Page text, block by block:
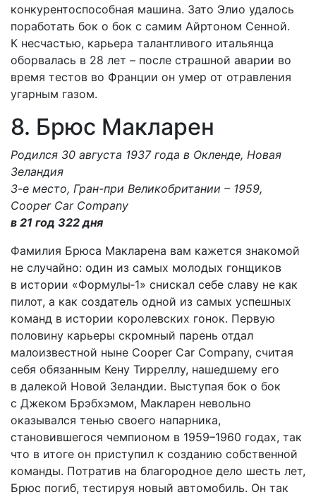
конкурентоспособная машина. Зато Элио удалось
поработать бок о бок с самим Айртоном Сенной.
К несчастью, карьера талантливого итальянца
оборвалась в 28 лет – после страшной аварии во
время тестов во Франции он умер от отравления
угарным газом.
8. Брюс Макларен
Родился 30 августа 1937 года в Окленде, Новая
Зеландия
3-е место, Гран-при Великобритании – 1959,
Cooper Car Company
в 21 год 322 дня
Фамилия Брюса Макларена вам кажется знакомой
не случайно: один из самых молодых гонщиков
в истории «Формулы‑1» снискал себе славу не как
пилот, а как создатель одной из самых успешных
команд в истории королевских гонок. Первую
половину карьеры скромный парень отдал
малоизвестной ныне Cooper Car Company, считая
себя обязанным Кену Тирреллу, нашедшему его
в далекой Новой Зеландии. Выступая бок о бок
с Джеком Брэбхэмом, Макларен невольно
оказывался тенью своего напарника,
становившегося чемпионом в 1959–1960 годах, так
что в итоге он приступил к созданию собственной
команды. Потратив на благородное дело шесть лет,
Брюс погиб, тестируя новый автомобиль. Он так